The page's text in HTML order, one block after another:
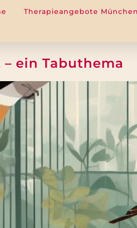
Therapieangebote München
– ein Tabuthema